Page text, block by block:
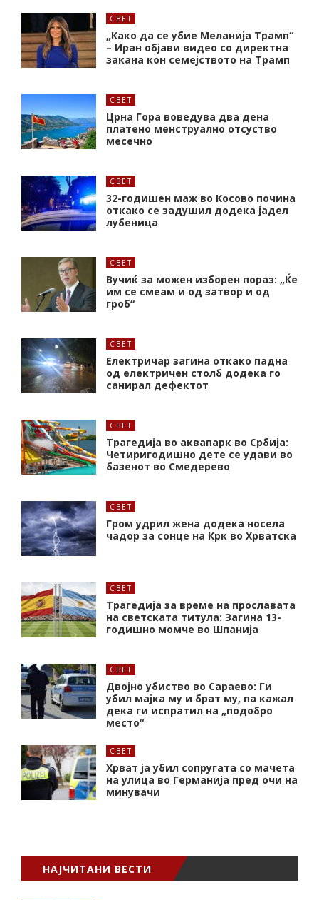
СВЕТ
„Како да се убие Меланија Трамп“
– Иран објави видео со директна
закана кон семејството на Трамп
СВЕТ
Црна Гора воведува два дена
платено менструално отсуство
месечно
СВЕТ
32-годишен маж во Косово почина
откако се задушил додека јадел
лубеница
СВЕТ
Вучиќ за можен изборен пораз: „Ќе
им се смеам и од затвор и од
гроб“
СВЕТ
Електричар загина откако падна
од електричен столб додека го
санирал дефектот
СВЕТ
Трагедија во аквапарк во Србија:
Четиригодишно дете се удави во
базенот во Смедерево
СВЕТ
Гром удрил жена додека носела
чадор за сонце на Крк во Хрватска
СВЕТ
Трагедија за време на прославата
на светската титула: Загина 13-
годишно момче во Шпанија
СВЕТ
Двојно убиство во Сараево: Ги
убил мајка му и брат му, па кажал
дека ги испратил на „подобро
место“
СВЕТ
Хрват ја убил сопругата со мачета
на улица во Германија пред очи на
минувачи
НАЈЧИТАНИ ВЕСТИ